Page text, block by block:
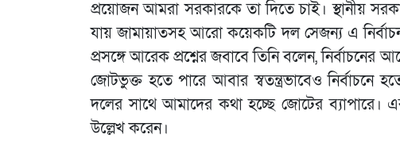
প্রয়োজন আমরা সরকারকে তা দিতে চাই। স্থানীয়
যায় জামায়াতসহ আরো কয়েকটি দল সেজন্য এ
প্রসঙ্গে আরেক প্রশ্নের জবাবে তিনি বলেন, নির্বাচনের
জোটভুক্ত হতে পারে আবার স্বতন্ত্রভাবেও
দলের সাথে আমাদের কথা হচ্ছে জোটের
উল্লেখ করেন।